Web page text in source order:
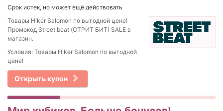
Срок истек, но может ещё действовать
Товары Hiker Salomon по выгодной цене!
Промокод Street beat (СТРИТ БИТ) SALE в
магазин.
Условия: Товары Hiker Salomon по выгодной
цене!
Открыть купон